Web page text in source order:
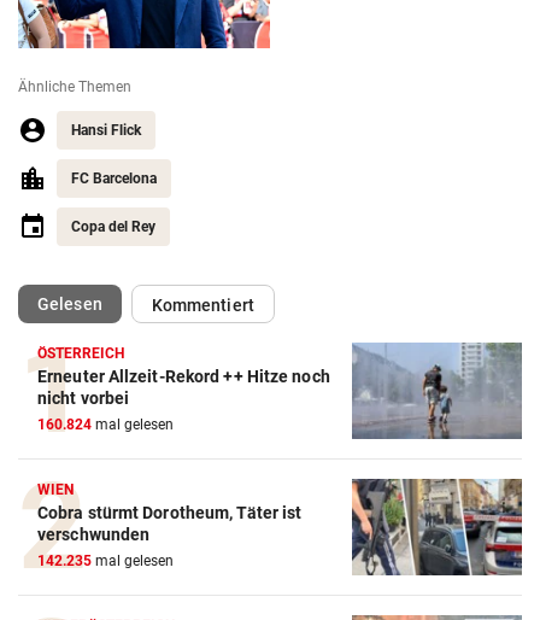
Ähnliche Themen
Hansi Flick
FC Barcelona
Copa del Rey
Gelesen(ausgewählt)Kommentiert
ÖSTERREICH
Erneuter Allzeit-Rekord ++ Hitze noch
nicht vorbei
160.824 mal gelesen
WIEN
Cobra stürmt Dorotheum, Täter ist
verschwunden
142.235 mal gelesen
Action-Cam Vergleich
ZUM VERGLEICH
Crosstrainer Vergleich
ZUM VERGLEICH
E-Bike Vergleich
ZUM VERGLEICH